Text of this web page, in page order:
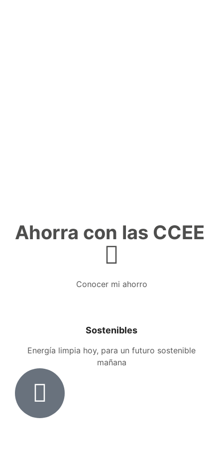
Sostenibles
Energía limpia hoy, para un futuro sostenible
mañana
Ahorra con las CCEE
Conocer mi ahorro